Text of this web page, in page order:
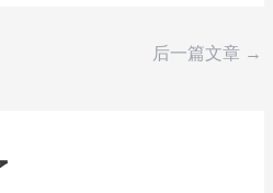
后一篇文章 →